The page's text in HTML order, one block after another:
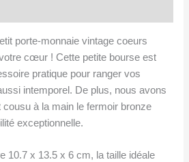
porte-monnaie vintage coeurs
cœur ! Cette petite bourse est
pratique pour ranger vos
intemporel. De plus, nous avons
à la main le fermoir bronze
exceptionnelle.
10.7 x 13.5 x 6 cm, la taille idéale